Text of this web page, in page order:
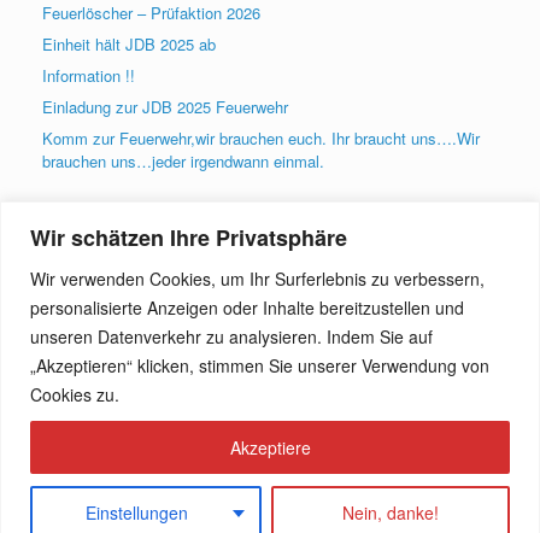
Wir schätzen Ihre Privatsphäre
Wir verwenden Cookies, um Ihr Surferlebnis zu verbessern,
personalisierte Anzeigen oder Inhalte bereitzustellen und
unseren Datenverkehr zu analysieren. Indem Sie auf
„Akzeptieren“ klicken, stimmen Sie unserer Verwendung von
Cookies zu.
Einstellungen Nein, danke!
Akzeptiere
Feuerlöscher – Prüfaktion 2026
Einheit hält JDB 2025 ab
Information !!
Einladung zur JDB 2025 Feuerwehr
Komm zur Feuerwehr,wir brauchen euch. Ihr braucht uns….Wir
brauchen uns…jeder irgendwann einmal.
Archiv
Archiv
Kontakt
Datenschutzerklärung
Theme by